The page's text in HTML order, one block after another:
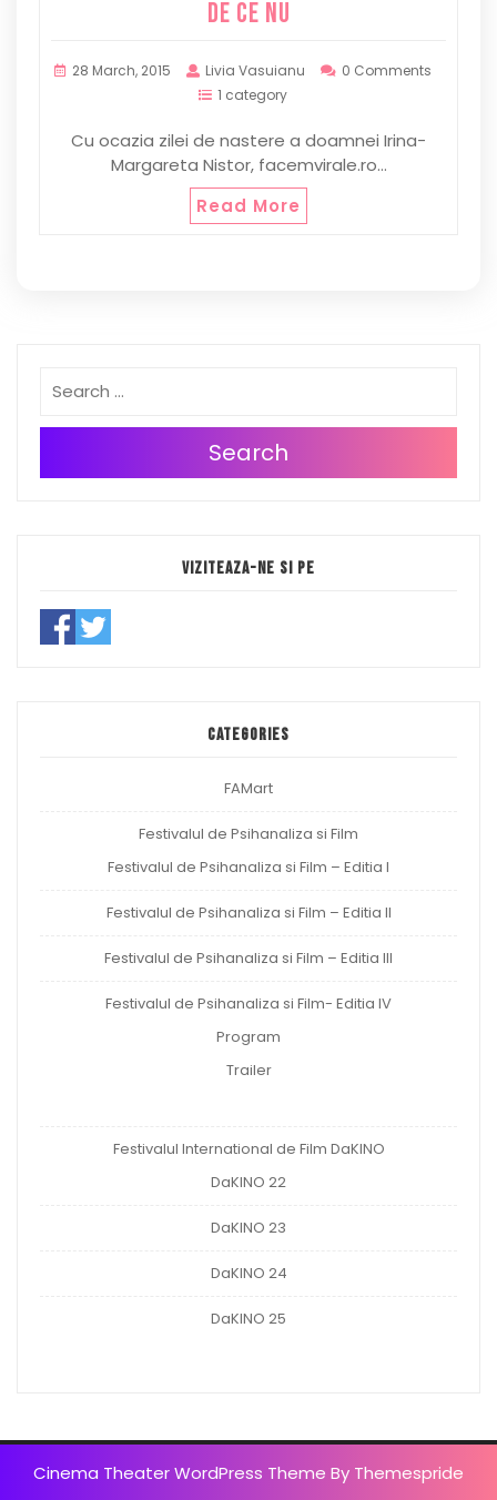
DE CE NU
28 March, 2015 Livia Vasuianu
0 Comments
1 category
Cu ocazia zilei de nastere a doamnei Irina-
Margareta Nistor, facemvirale.ro…
Read More
Search
Viziteaza-ne si pe
Categories
FAMart
Festivalul de Psihanaliza si Film
Festivalul de Psihanaliza si Film – Editia I
Festivalul de Psihanaliza si Film – Editia II
Festivalul de Psihanaliza si Film – Editia III
Festivalul de Psihanaliza si Film- Editia IV
Program
Trailer
Festivalul International de Film DaKINO
DaKINO 22
DaKINO 23
DaKINO 24
DaKINO 25
Cinema Theater WordPress Theme By Themespride